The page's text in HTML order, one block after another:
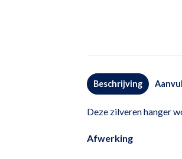
Beschrijving
Deze zilveren hanger
Afwerking